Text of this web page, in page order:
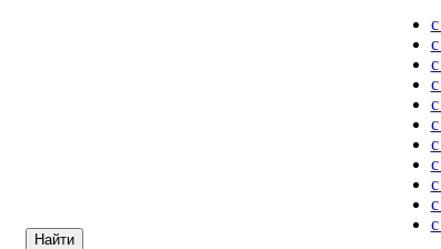
Найти